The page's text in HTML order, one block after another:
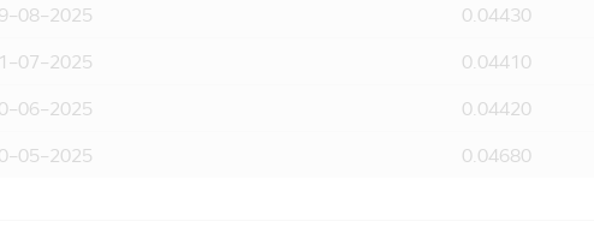
ริหารรวมถึงพนักงานเจ้าหน้าที่ของบริษัทจัดการขอสงวนสิทธิที่จะไม่รับผิ
นา หรือโดยมิได้รับอนุญาตจากบริษัทจัดการ แก้ไข เปลี่ยนแปลง รายงาน
และรายงาน ข้อความ ข้อมูล เอกสาร หรือสื่อใดๆ ในแอปพลิเคชันผ่านโท
ารทั่วไปในประการที่อาจจะทำให้เกิดความเข้าใจผิด หรือก่อให้เกิดความเ
าน ข้อความ ข้อมูล เอกสาร หรือสื่อใดๆ ในแอปพลิเคชันผ่านโทรศัพท์มือถื
08-2025
0.04430
07-2025
0.04410
06-2025
0.04420
05-2025 0.04680